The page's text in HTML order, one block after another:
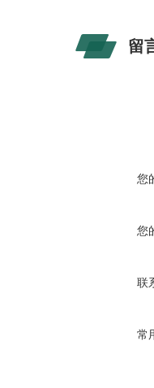
留
您
您
联
常